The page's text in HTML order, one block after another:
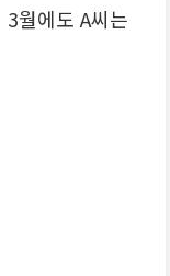
월에도 A씨는